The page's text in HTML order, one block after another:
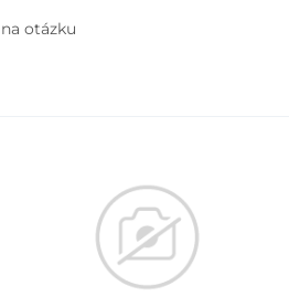
na otázku